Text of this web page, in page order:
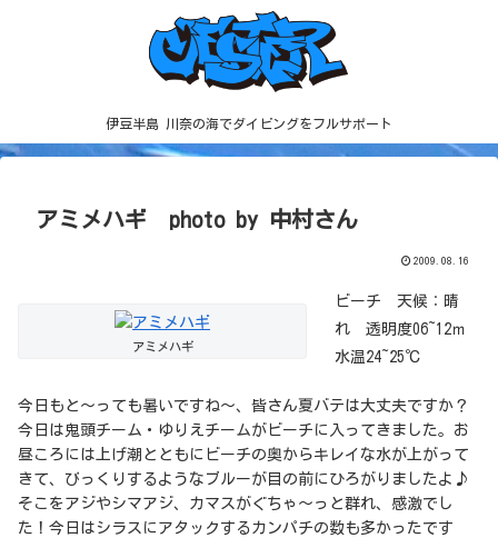
伊豆半島 川奈の海でダイビングをフルサポート
アミメハギ photo by 中村さん
2009.08.16
アミメハギ
ビーチ 天候：晴
れ 透明度06~12ｍ
水温24~25℃
今日もと～っても暑いですね～、皆さん夏バテは大丈夫ですか？
今日は鬼頭チーム・ゆりえチームがビーチに入ってきました。お
昼ころには上げ潮とともにビーチの奥からキレイな水が上がって
きて、びっくりするようなブルーが目の前にひろがりましたよ♪
そこをアジやシマアジ、カマスがぐちゃ～っと群れ、感激でし
た！今日はシラスにアタックするカンパチの数も多かったです